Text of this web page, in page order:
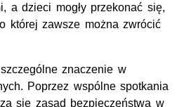
a dzieci mogły przekonać się,
której zawsze można zwrócić
znaczenie w
Poprzez wspólne spotkania
się zasad bezpieczeństwa w